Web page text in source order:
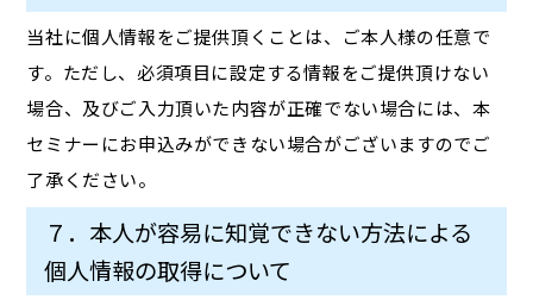
当社に個人情報をご提供頂くことは、ご本人様の任意で
す。ただし、必須項目に設定する情報をご提供頂けない
場合、及びご入力頂いた内容が正確でない場合には、本
セミナーにお申込みができない場合がございますのでご
了承ください。
７．本人が容易に知覚できない方法による
個人情報の取得について